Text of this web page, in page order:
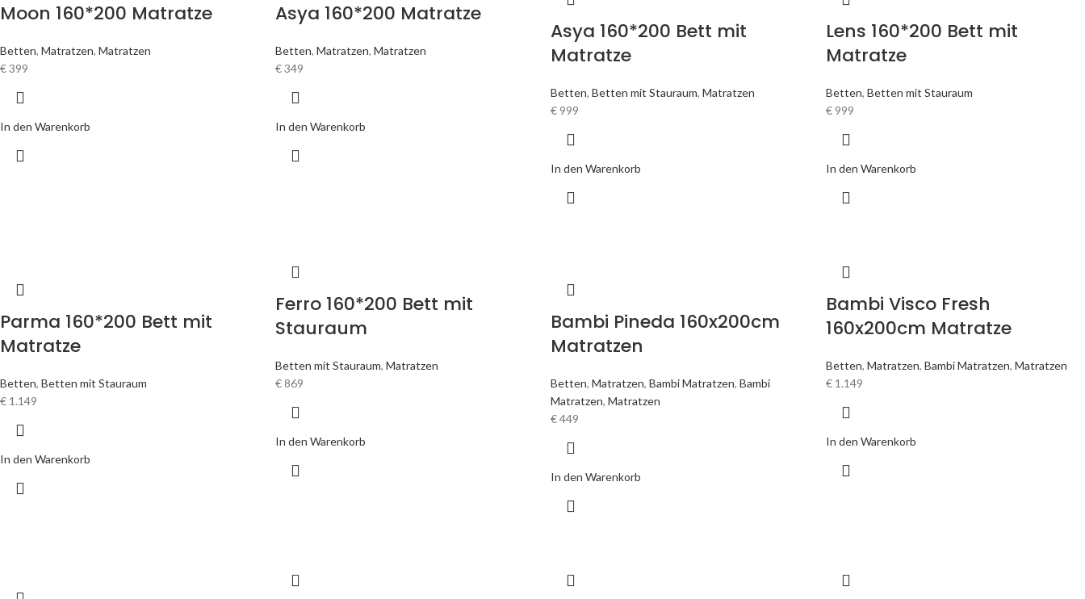
Moon 160*200 Matratze
Betten, Matratzen, Matratzen
€399
In den Warenkorb
Asya 160*200 Matratze
Betten, Matratzen, Matratzen
€349
In den Warenkorb
Asya 160*200 Bett mit
Matratze
Betten, Betten mit Stauraum, Matratzen
€ 999
In den Warenkorb
Lens 160*200 Bett mit
Matratze
Betten, Betten mit Stauraum
€ 999
In den Warenkorb
Parma 160*200 Bett mit
Matratze
Betten, Betten mit Stauraum
€ 1.149
In den Warenkorb
Ferro 160*200 Bett mit
Stauraum
Betten mit Stauraum, Matratzen
€869
In den Warenkorb
Bambi Pineda 160x200cm
Matratzen
Betten, Matratzen, Bambi Matratzen, Bambi
Matratzen, Matratzen
€449
In den Warenkorb
Bambi Visco Fresh
160x200cm Matratze
Betten, Matratzen, Bambi Matratzen, Matratzen
€ 1.149
In den Warenkorb